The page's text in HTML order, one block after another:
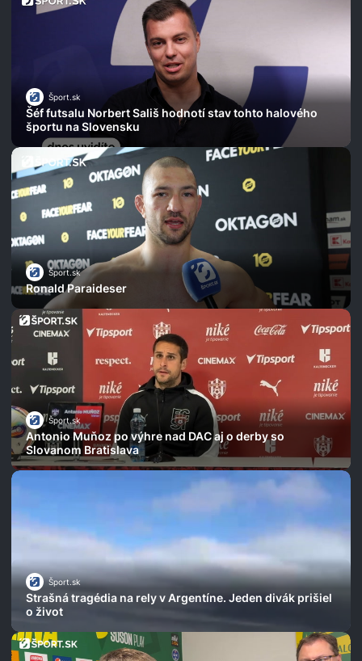
Šport.sk
Šéf futsalu Norbert Sališ hodnotí stav tohto halového
športu na Slovensku
Šport.sk
Ronald Paraideser
Šport.sk
Antonio Muňoz po výhre nad DAC aj o derby so
Slovanom Bratislava
Šport.sk
Strašná tragédia na rely v Argentíne. Jeden divák prišiel
o život